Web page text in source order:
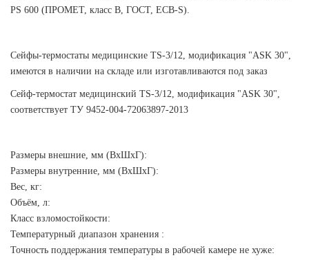
PS 600 (ПРОМЕТ, класс В, ГОСТ, ECB-S).
Сейфы-термостаты медицинские TS-3/12, модификация "ASK 30",
имеются в наличии на складе или изготавливаются под заказ
Сейф-термостат медицинский TS-3/12, модификация "ASK 30",
соответствует ТУ 9452-004-72063897-2013
Размеры внешние, мм (ВхШхГ):
Размеры внутренние, мм (ВхШхГ):
Вес, кг:
Объём, л:
Класс взломостойкости:
Температурный диапазон хранения :
Точность поддержания температуры в рабочей камере не хуже: